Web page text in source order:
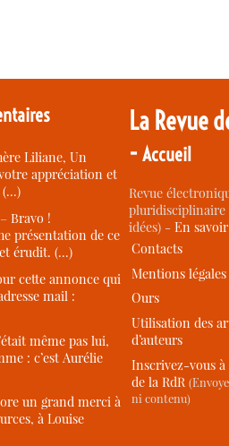
Liliane, Un
appréciation et
(…)
–Bravo !
présentation de ce
érudit. (…)
cette annonce qui
mail :
même pas lui,
: c’est Aurélie
un grand merci à
à Louise
La Revue
-Accueil
Revue
idées) -En
Contacts
Mentions légales
Ours
Utilisation des
d’auteurs
Inscrivez-vous
de la RdR
ni contenu)